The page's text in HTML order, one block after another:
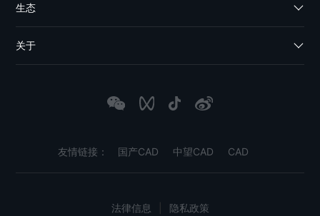
生态
关于
友情链接： 国产CAD 中望CAD CAD
法律信息 隐私政策